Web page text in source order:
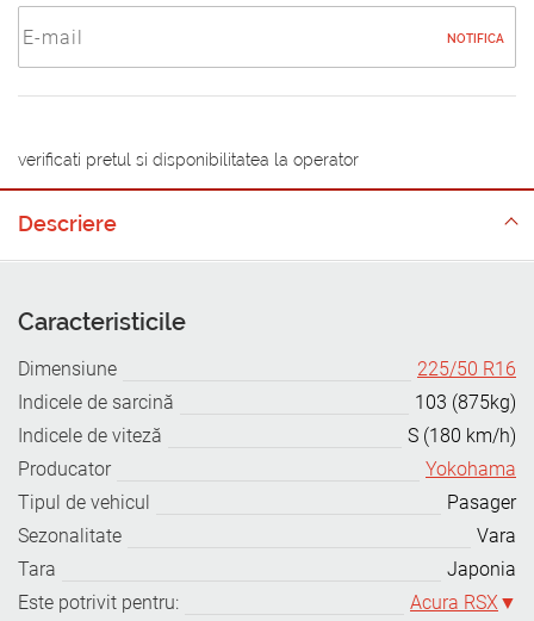
NOTIFICA
verificati pretul si disponibilitatea la operator
Descriere
Caracteristicile
Dimensiune
225/50 R16
Indicele de sarcină
103 (875kg)
Indicele de viteză
S (180 km/h)
Producator
Yokohama
Tipul de vehicul
Pasager
Sezonalitate
Vara
Tara
Japonia
Este potrivit pentru:
Acura RSX